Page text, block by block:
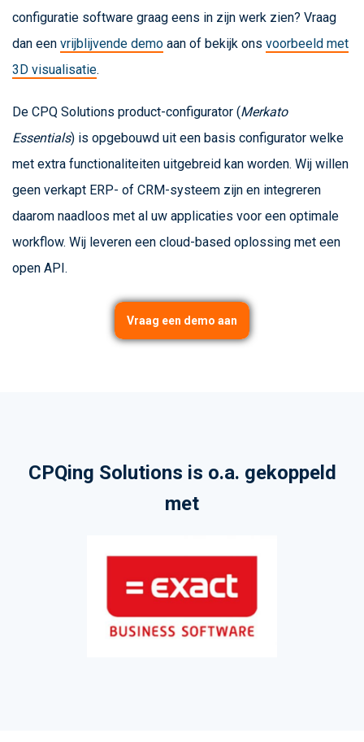
configuratie software graag eens in zijn werk zien? Vraag
dan een vrijblijvende demo aan of bekijk ons voorbeeld met
3D visualisatie.
De CPQ Solutions product-configurator (Merkato
Essentials) is opgebouwd uit een basis configurator welke
met extra functionaliteiten uitgebreid kan worden. Wij willen
geen verkapt ERP- of CRM-systeem zijn en integreren
daarom naadloos met al uw applicaties voor een optimale
workflow. Wij leveren een cloud-based oplossing met een
open API.
Vraag een demo aan
CPQing Solutions is o.a. gekoppeld
met